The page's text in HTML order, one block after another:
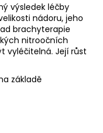
výsledek léčby
nádoru, jeho
brachyterapie
nitroočních
vyléčitelná. Její růst
základě